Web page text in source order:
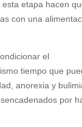
etapa hacen
con una
el
tiempo que
anorexia y
por